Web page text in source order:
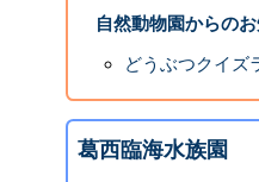
自然動物園からの
どうぶつクイズ
葛西臨海水族園